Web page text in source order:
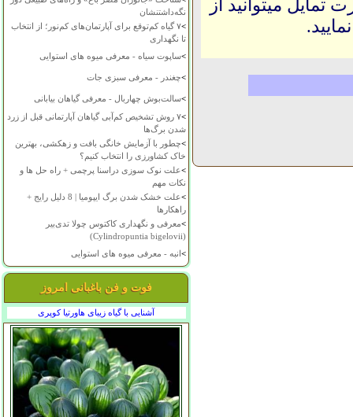
نگه‌داشتنشان
>
۷ گیاه کم‌توقع برای آپارتمان‌های کم‌نور؛ از انتخاب
تا نگهداری
>ساپوت سیاه - معرفی میوه های استوایی
>چغندر - معرفی سبزی جات
>سالت‌بوش چهاربال - معرفی گیاهان بیابانی
>
۷ روش تشخیص کم‌آبی گیاهان آپارتمانی قبل از زرد
شدن برگ‌ها
>چطور با آزمایش خانگی بافت و زهکشی، بهترین
خاک کشاورزی را انتخاب کنیم؟
>علت نوک سوزی دراسنا پرچمی + راه حل ها و
نکات مهم
>
علت خشک شدن برگ ایپومیا | 8 دلیل رایج +
راهکارها
>معرفی و نگهداری کاکتوس چولا تدی‌بیر
(Cylindropuntia bigelovii)
>انبه - معرفی میوه های استوایی
فوت و فن باغبانی امروز
آشنایی با گیاه زیبای هاورتیا کوپری
میتوانید از